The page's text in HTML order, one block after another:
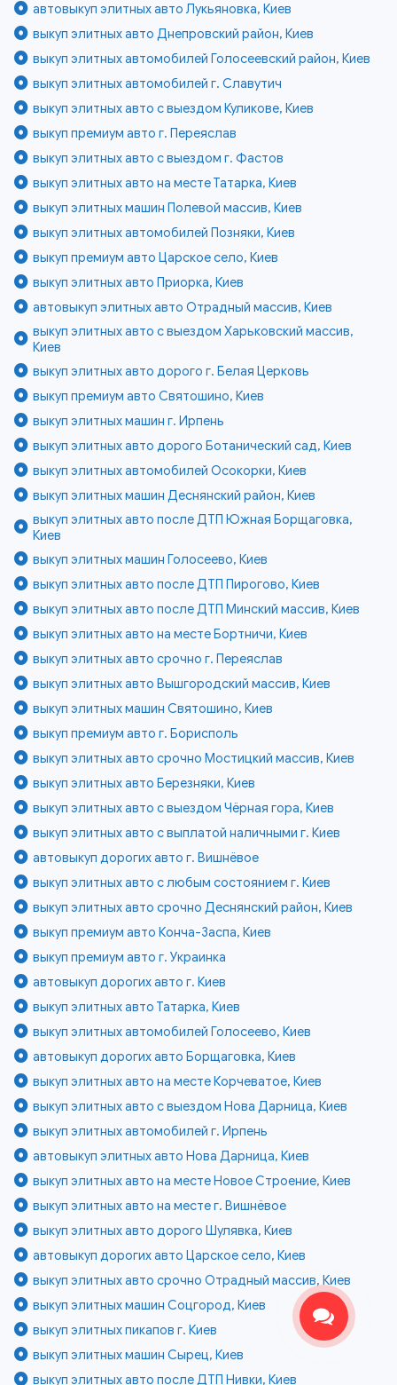
автовыкуп элитных авто Лукьяновка, Киев
выкуп элитных авто Днепровский район, Киев
выкуп элитных автомобилей Голосеевский район, Киев
выкуп элитных автомобилей г. Славутич
выкуп элитных авто с выездом Куликове, Киев
выкуп премиум авто г. Переяслав
выкуп элитных авто с выездом г. Фастов
выкуп элитных авто на месте Татарка, Киев
выкуп элитных машин Полевой массив, Киев
выкуп элитных автомобилей Позняки, Киев
выкуп премиум авто Царское село, Киев
выкуп элитных авто Приорка, Киев
автовыкуп элитных авто Отрадный массив, Киев
выкуп элитных авто с выездом Харьковский массив,
Киев
выкуп элитных авто дорого г. Белая Церковь
выкуп премиум авто Святошино, Киев
выкуп элитных машин г. Ирпень
выкуп элитных авто дорого Ботанический сад, Киев
выкуп элитных автомобилей Осокорки, Киев
выкуп элитных машин Деснянский район, Киев
выкуп элитных авто после ДТП Южная Борщаговка,
Киев
выкуп элитных машин Голосеево, Киев
выкуп элитных авто после ДТП Пирогово, Киев
выкуп элитных авто после ДТП Минский массив, Киев
выкуп элитных авто на месте Бортничи, Киев
выкуп элитных авто срочно г. Переяслав
выкуп элитных авто Вышгородский массив, Киев
выкуп элитных машин Святошино, Киев
выкуп премиум авто г. Борисполь
выкуп элитных авто срочно Мостицкий массив, Киев
выкуп элитных авто Березняки, Киев
выкуп элитных авто с выездом Чёрная гора, Киев
выкуп элитных авто с выплатой наличными г. Киев
автовыкуп дорогих авто г. Вишнёвое
выкуп элитных авто с любым состоянием г. Киев
выкуп элитных авто срочно Деснянский район, Киев
выкуп премиум авто Конча-Заспа, Киев
выкуп премиум авто г. Украинка
автовыкуп дорогих авто г. Киев
выкуп элитных авто Татарка, Киев
выкуп элитных автомобилей Голосеево, Киев
автовыкуп дорогих авто Борщаговка, Киев
выкуп элитных авто на месте Корчеватое, Киев
выкуп элитных авто с выездом Нова Дарница, Киев
выкуп элитных автомобилей г. Ирпень
автовыкуп элитных авто Нова Дарница, Киев
выкуп элитных авто на месте Новое Строение, Киев
выкуп элитных авто на месте г. Вишнёвое
выкуп элитных авто дорого Шулявка, Киев
автовыкуп дорогих авто Царское село, Киев
выкуп элитных авто срочно Отрадный массив, Киев
выкуп элитных машин Соцгород, Киев
выкуп элитных пикапов г. Киев
выкуп элитных машин Сырец, Киев
выкуп элитных авто после ДТП Нивки, Киев